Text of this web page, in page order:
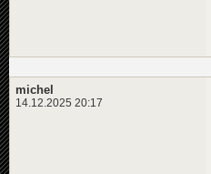
michel
14.12.2025 20:17